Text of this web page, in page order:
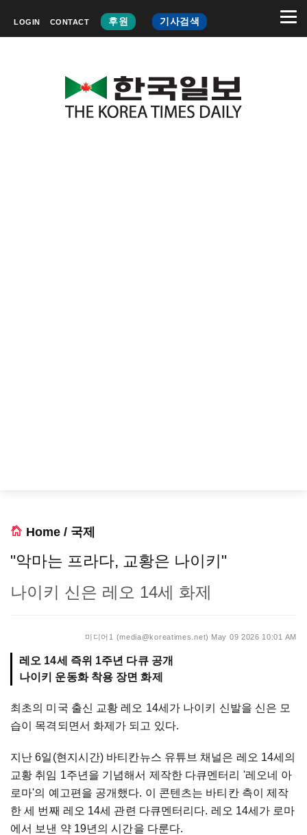
LOGIN CONTACT 후원 기사검색
Home / 국제
"악마는 프라다, 교황은 나이키"
나이키 신은 레오 14세 화제
미디어1 (media@koreatimes.net) May 09 2026 10:01 AM
레오 14세 즉위 1주년 다큐 공개
나이키 운동화 착용 장면 화제
최초의 미국 출신 교황 레오 14세가 나이키 신발을 신은 모
습이 목격되면서 화제가 되고 있다.
지난 6일(현지시간) 바티칸뉴스 유튜브 채널은 레오 14세의
교황 취임 1주년을 기념해서 제작한 다큐멘터리 '레오네 아
로마'의 예고편을 공개했다. 이 콘텐츠는 바티칸 측이 제작
한 세 번째 레오 14세 관련 다큐멘터리다. 레오 14세가 로마
에서 보낸 약 19년의 시간을 다룬다.